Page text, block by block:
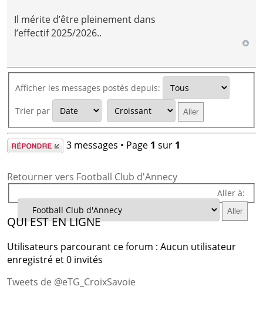
Il mérite d’être pleinement dans
l’effectif 2025/2026..
Afficher les messages postés depuis:
Trier par
Répondre 3 messages • Page 1 sur 1
Retourner vers Football Club d'Annecy
Aller à:
QUI EST EN LIGNE
Utilisateurs parcourant ce forum : Aucun utilisateur
enregistré et 0 invités
Tweets de @eTG_CroixSavoie